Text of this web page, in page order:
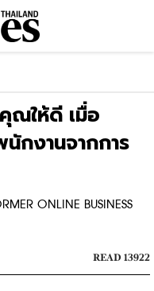
ณให้ดี เมื่อ
กงานจากการ
ONLINE BUSINESS
READ 13922